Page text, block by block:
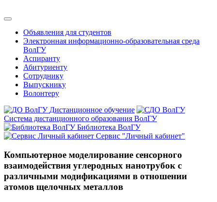
Объявления для студентов
Электронная информационно-образовательная среда
ВолГУ
Аспиранту
Абитуриенту
Сотруднику
Выпускнику
Волонтеру
Дистанционное обучение
Система дистанционного образования ВолГУ
Библиотека ВолГУ
Сервис "Личный кабинет"
Компьютерное моделирование сенсорного
взаимодействия углеродных нанотрубок с
различными модификациями в отношении
атомов щелочных металлов